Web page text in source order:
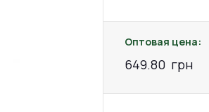
Оптовая цена:
649.80 грн